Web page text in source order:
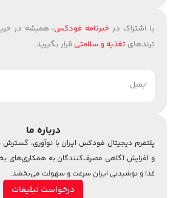
با اشتراک در خبرنامه فودکس، همیشه در
ترندهای تغذیه و سلامتی قرار بگیرید.
درباره ما
پلتفرم دیجیتال فودکس ایران با نوآوری، گسترش
و افزایش آگاهی مصرف‌کنندگان به
غذا و نوشیدنی ایران سرعت و سهولت می‌بخشد.
درخواست تبلیغات